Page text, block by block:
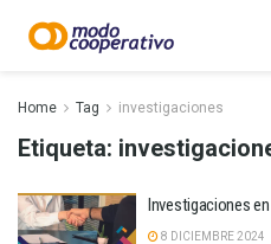
Home Tag investigaciones
Etiqueta:
Investigaciones
8 DICIEMBRE 2024